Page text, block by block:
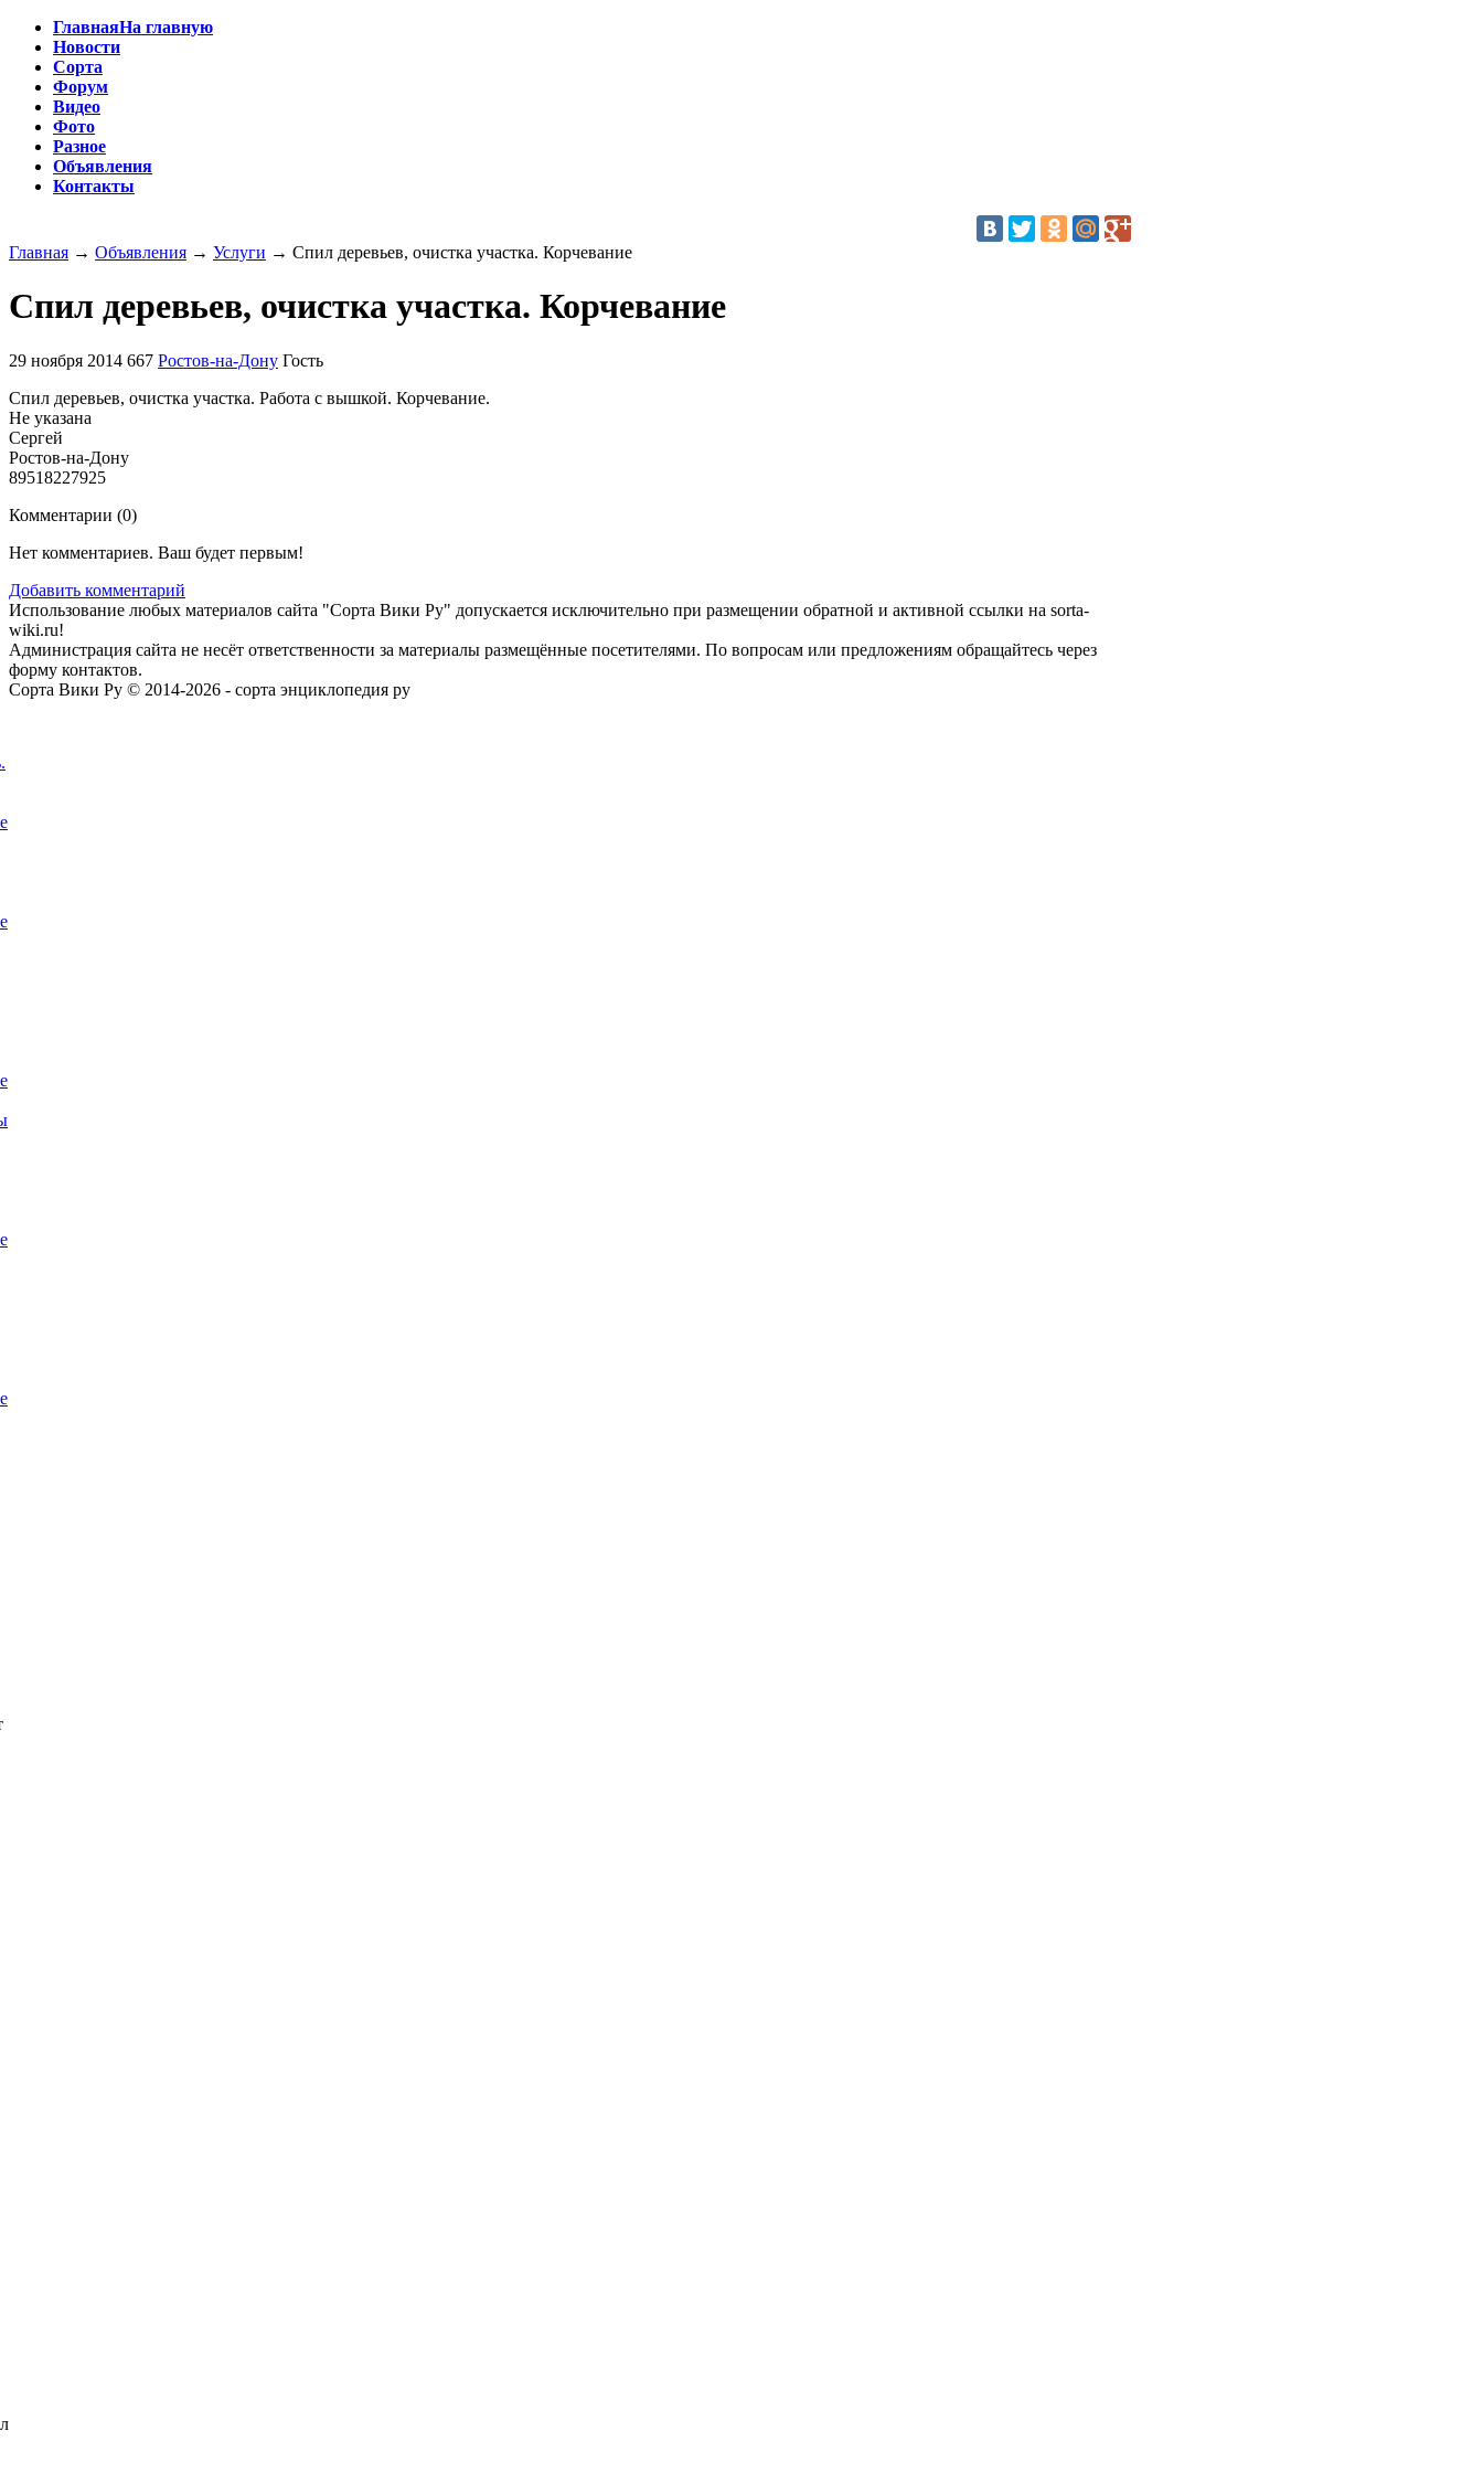
ГлавнаяНа главную
Новости
Сорта
Форум
Видео
Фото
Разное
Объявления
Контакты
Главная → Объявления → Услуги → Спил деревьев, очистка участка. Корчевание
Спил деревьев, очистка участка. Корчевание
29 ноября 2014 667 Ростов-на-Дону Гость
Спил деревьев, очистка участка. Работа с вышкой. Корчевание.
Не указана
Сергей
Ростов-на-Дону
89518227925
Комментарии (0)
Нет комментариев. Ваш будет первым!
Добавить комментарий
Использование любых материалов сайта "Сорта Вики Ру" допускается исключительно при размещении обратной и активной ссылки на sorta-
wiki.ru!
Администрация сайта не несёт ответственности за материалы размещённые посетителями. По вопросам или предложениям обращайтесь через
форму контактов.
Сорта Вики Ру © 2014-2026 - сорта энциклопедия ру